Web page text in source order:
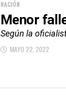
NACIÓN
Menor
Según la
MAYO 22, 2022